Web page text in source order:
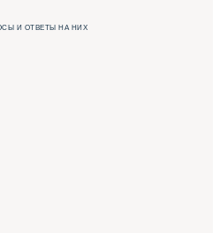
И ОТВЕТЫ НА НИХ